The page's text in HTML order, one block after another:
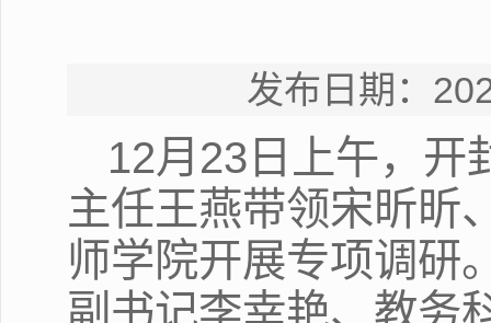
发布日期：
12月23日上午，开
主任王燕带领宋昕昕
师学院开展专项调研
副书记李幸艳、教务